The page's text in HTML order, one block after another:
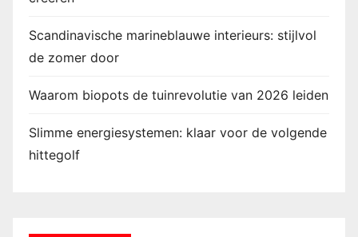
Scandinavische marineblauwe interieurs: stijlvol
de zomer door
Waarom biopots de tuinrevolutie van 2026 leiden
Slimme energiesystemen: klaar voor de volgende
hittegolf